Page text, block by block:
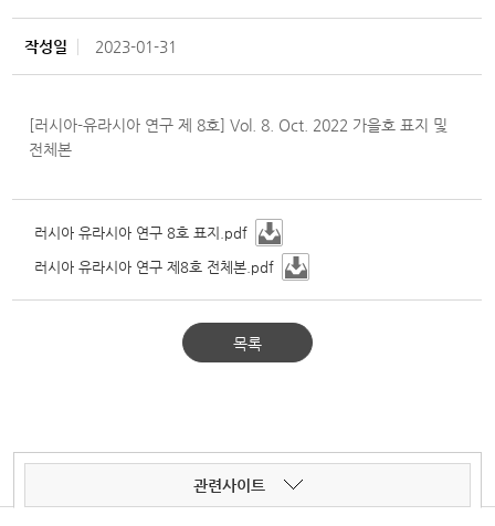
작성일 2023-01-31
[러시아-유라시아 연구 제 8호] Vol. 8. Oct. 2022 가을호 표지 및
전체본
러시아 유라시아 연구 8호 표지.pdf
러시아 유라시아 연구 제8호 전체본.pdf
목록
관련사이트